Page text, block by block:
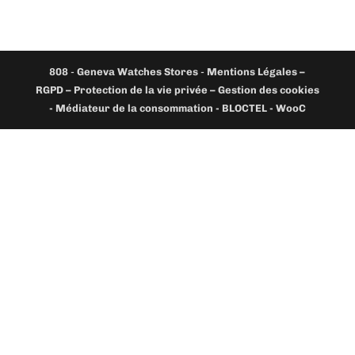
808 -Geneva Watches Stores - Mentions Légales –
RGPD – Protection de la vie privée – Gestion des cookies
- Médiateur de la consommation - BLOCTEL - WooC